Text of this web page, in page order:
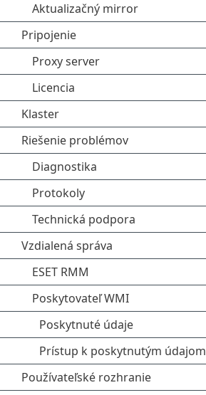
Aktualizačný mirror
Pripojenie
Proxy server
Licencia
Klaster
Riešenie problémov
Diagnostika
Protokoly
Technická podpora
Vzdialená správa
ESET RMM
Poskytovateľ WMI
Poskytnuté údaje
Prístup k poskytnutým údajom
Používateľské rozhranie